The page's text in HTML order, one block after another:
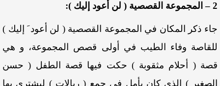
2 – المجموعة القصصية ( لن أعود إليك ):
جاء ذكر المكان في المجموعة القصصية ( لن أعود َ إليك )
للقاصة وفاء الطيب في أولى قصص المجموعة، و هي
قصة ( أحلام مثقوبة ) حكت فيها قصة الطفل ( حسن
الصغير ) الذي كان يأمل في جمع ( ريالات ) ليشتري بها